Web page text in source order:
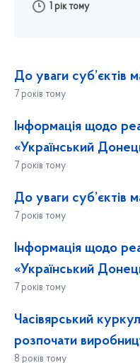
1 рік тому
До уваги суб’єктів
7 років тому
Інформація щодо
«Український
7 років тому
До уваги суб’єктів
7 років тому
Інформація щодо
«Український
7 років тому
Часівярський
розпочати
8 років тому